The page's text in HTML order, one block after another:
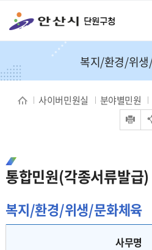
주메뉴
복지/환경/위
사이버민원실 분야별민원
통합민원(각종서류발급)
복지/환경/위생/문화체육
사무명